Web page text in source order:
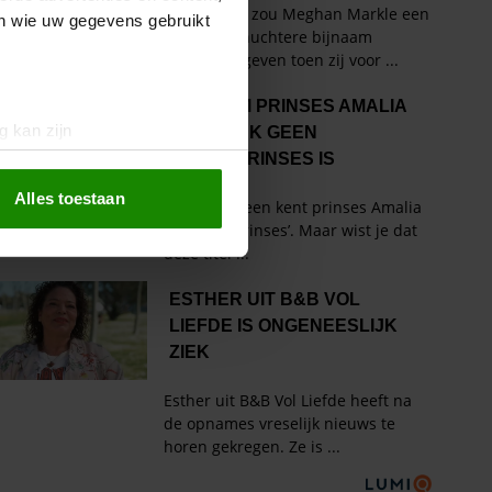
wie uw gegevens gebruikt
kan zijn
te bieden en om ons
partners voor social
die u aan ze heeft
met onze cookies als u
Alles toestaan